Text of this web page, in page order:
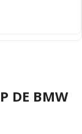
DE BMW